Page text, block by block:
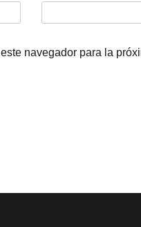
navegador para la